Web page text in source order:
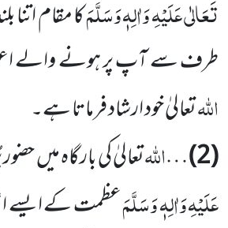
تَعَالٰی عَلَیْہِ وَاٰلِہٖ وَسَلَّمَکا مقام اتنا
طرف سے آپ پر ہونے والے
اللہتعالیٰ خود ارشاد فرماتا ہے۔
(2)
…اللہتعالیٰ کی بارگاہ میں
عَلَیْہِ وَاٰلِہٖ وَسَلَّمَعظمت کے ایسے